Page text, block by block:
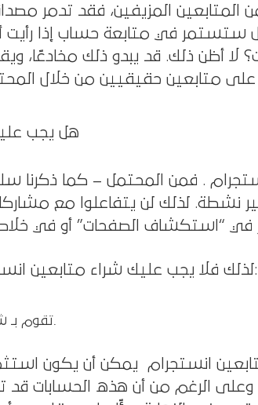
المتابعين المزيفين، فقد تدمر
ستستمر في متابعة حساب إذا
لا أظن ذلك. قد يبدو ذلك مخادعًا،
هل يجب
. فمن المحتمل – كما ذكرنا
نشطة. لذلك لن يتفاعلوا مع
لذلك فلا يجب عليك شراء متابعين انستجرام ، حيث أن هذا يعني أنك:
انستجرام يمكن أن يكون
وعلى الرغم من أن هذه الحسابات قد